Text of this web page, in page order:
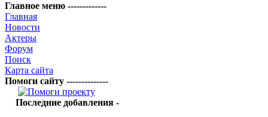
Главное меню -------------
Главная
Новости
Актеры
Форум
Поиск
Карта сайта
Помоги сайту --------------
Последние добавления -